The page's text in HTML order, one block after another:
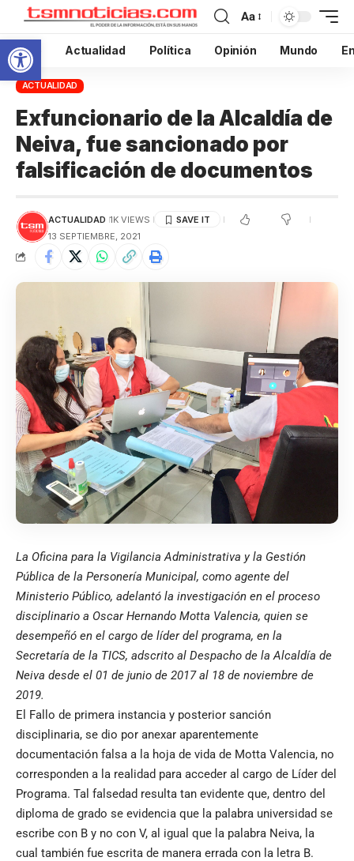
Abrir barra de herramientas
Aa
Inicio Actualidad Política Opinión Mundo
ACTUALIDAD
Exfuncionario de la Alcaldía de
Neiva, fue sancionado por
falsificación de documentos
ACTUALIDAD 1K VIEWS
13 SEPTIEMBRE, 2021
La Oficina para la Vigilancia Administrativa y la Gestión
Pública de la Personería Municipal, como agente del
Ministerio Público, adelantó la investigación en el proceso
disciplinario a Oscar Hernando Motta Valencia, quien se
desempeñó en el cargo de líder del programa, en la
Secretaría de la TICS, adscrito al Despacho de la Alcaldía de
Neiva desde el 01 de junio de 2017 al 18 de noviembre de
2019.
El Fallo de primera instancia y posterior sanción
disciplinaria, se dio por anexar aparentemente
documentación falsa a la hoja de vida de Motta Valencia, no
corresponden a la realidad para acceder al cargo de Líder del
Programa. Tal falsedad resulta tan evidente que, dentro del
diploma de grado se evidencia que la palabra universidad se
escribe con B y no con V, al igual que la palabra Neiva, la
cual también fue escrita de manera errada con la letra B.